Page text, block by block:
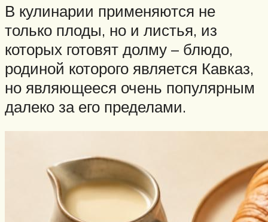
В кулинарии применяются не
только плоды, но и листья, из
которых готовят долму – блюдо,
родиной которого является Кавказ,
но являющееся очень популярным
далеко за его пределами.